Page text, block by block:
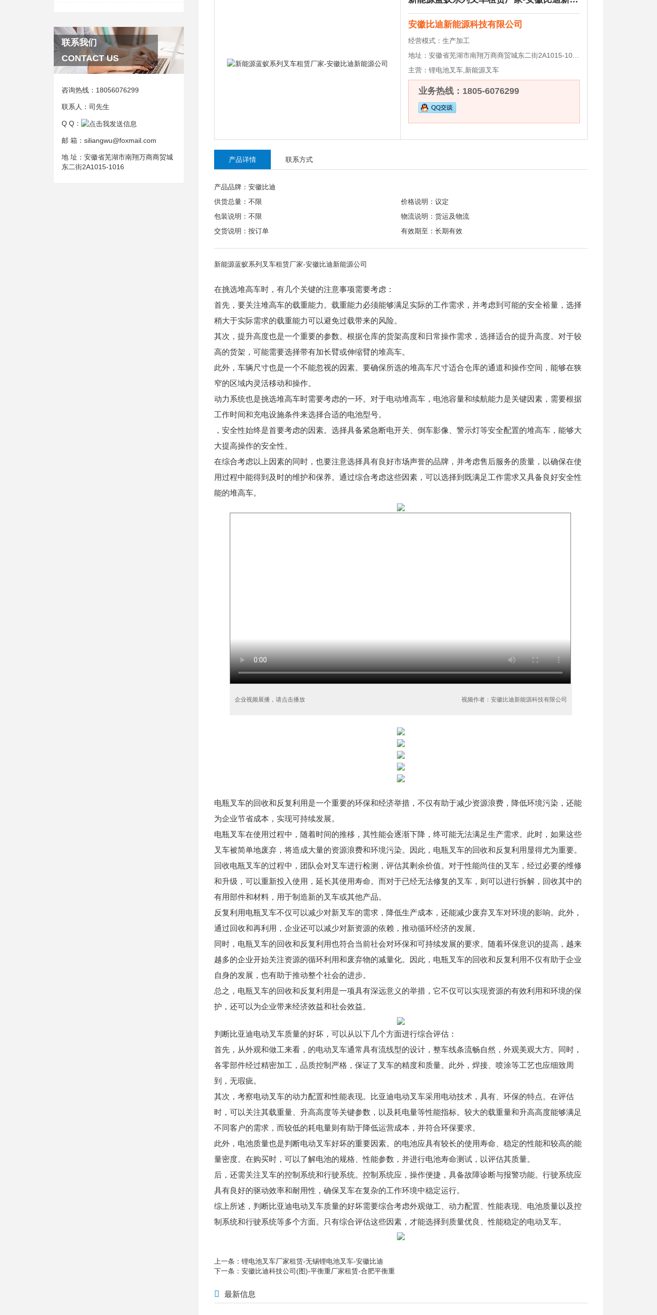
联系我们
CONTACT US
咨询热线： 18056076299
联系人： 司先生
Q Q：
邮 箱： siliangwu@foxmail.com
地 址： 安徽省芜湖市南翔万商商贸城
东二街2A1015-1016
安徽比迪新能源科技有限公司
经营模式： 生产加工
地址： 安徽省芜湖市南翔万商商贸城东二街2A1015-1016
主营： 锂电池叉车,新能源叉车
业务热线：1805-6076299
产品详情 联系方式
产品品牌：安徽比迪
供货总量：不限
价格说明：议定
包装说明：不限
物流说明：货运及物流
交货说明：按订单
有效期至：长期有效
新能源蓝蚁系列叉车租赁厂家-安徽比迪新能源公司
在挑选堆高车时，有几个关键的注意事项需要考虑：
首先，要关注堆高车的载重能力。载重能力必须能够满足实际的工作需求，并考虑到可能的安全裕量，选择
稍大于实际需求的载重能力可以避免过载带来的风险。
其次，提升高度也是一个重要的参数。根据仓库的货架高度和日常操作需求，选择适合的提升高度。对于较
高的货架，可能需要选择带有加长臂或伸缩臂的堆高车。
此外，车辆尺寸也是一个不能忽视的因素。要确保所选的堆高车尺寸适合仓库的通道和操作空间，能够在狭
窄的区域内灵活移动和操作。
动力系统也是挑选堆高车时需要考虑的一环。对于电动堆高车，电池容量和续航能力是关键因素，需要根据
工作时间和充电设施条件来选择合适的电池型号。
，安全性始终是首要考虑的因素。选择具备紧急断电开关、倒车影像、警示灯等安全配置的堆高车，能够大
大提高操作的安全性。
在综合考虑以上因素的同时，也要注意选择具有良好市场声誉的品牌，并考虑售后服务的质量，以确保在使
用过程中能得到及时的维护和保养。通过综合考虑这些因素，可以选择到既满足工作需求又具备良好安全性
能的堆高车。
企业视频展播，请点击播放 视频作者：安徽比迪新能源科技有限公司
电瓶叉车的回收和反复利用是一个重要的环保和经济举措，不仅有助于减少资源浪费，降低环境污染，还能
为企业节省成本，实现可持续发展。
电瓶叉车在使用过程中，随着时间的推移，其性能会逐渐下降，终可能无法满足生产需求。此时，如果这些
叉车被简单地废弃，将造成大量的资源浪费和环境污染。因此，电瓶叉车的回收和反复利用显得尤为重要。
回收电瓶叉车的过程中，团队会对叉车进行检测，评估其剩余价值。对于性能尚佳的叉车，经过必要的维修
和升级，可以重新投入使用，延长其使用寿命。而对于已经无法修复的叉车，则可以进行拆解，回收其中的
有用部件和材料，用于制造新的叉车或其他产品。
反复利用电瓶叉车不仅可以减少对新叉车的需求，降低生产成本，还能减少废弃叉车对环境的影响。此外，
通过回收和再利用，企业还可以减少对新资源的依赖，推动循环经济的发展。
同时，电瓶叉车的回收和反复利用也符合当前社会对环保和可持续发展的要求。随着环保意识的提高，越来
越多的企业开始关注资源的循环利用和废弃物的减量化。因此，电瓶叉车的回收和反复利用不仅有助于企业
自身的发展，也有助于推动整个社会的进步。
总之，电瓶叉车的回收和反复利用是一项具有深远意义的举措，它不仅可以实现资源的有效利用和环境的保
护，还可以为企业带来经济效益和社会效益。
判断比亚迪电动叉车质量的好坏，可以从以下几个方面进行综合评估：
首先，从外观和做工来看，的电动叉车通常具有流线型的设计，整车线条流畅自然，外观美观大方。同时，
各零部件经过精密加工，品质控制严格，保证了叉车的精度和质量。此外，焊接、喷涂等工艺也应细致周
到，无瑕疵。
其次，考察电动叉车的动力配置和性能表现。比亚迪电动叉车采用电动技术，具有、环保的特点。在评估
时，可以关注其载重量、升高高度等关键参数，以及耗电量等性能指标。较大的载重量和升高高度能够满足
不同客户的需求，而较低的耗电量则有助于降低运营成本，并符合环保要求。
此外，电池质量也是判断电动叉车好坏的重要因素。的电池应具有较长的使用寿命、稳定的性能和较高的能
量密度。在购买时，可以了解电池的规格、性能参数，并进行电池寿命测试，以评估其质量。
后，还需关注叉车的控制系统和行驶系统。控制系统应，操作便捷，具备故障诊断与报警功能。行驶系统应
具有良好的驱动效率和耐用性，确保叉车在复杂的工作环境中稳定运行。
综上所述，判断比亚迪电动叉车质量的好坏需要综合考虑外观做工、动力配置、性能表现、电池质量以及控
制系统和行驶系统等多个方面。只有综合评估这些因素，才能选择到质量优良、性能稳定的电动叉车。
上一条： 锂电池叉车厂家租赁-无锡锂电池叉车-安徽比迪
下一条： 安徽比迪科技公司(图)-平衡重厂家租赁-合肥平衡重
最新信息